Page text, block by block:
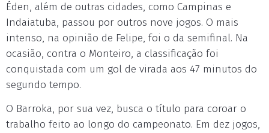
Éden, além de outras cidades, como Campinas e
Indaiatuba, passou por outros nove jogos. O mais
intenso, na opinião de Felipe, foi o da semifinal. Na
ocasião, contra o Monteiro, a classificação foi
conquistada com um gol de virada aos 47 minutos do
segundo tempo.
O Barroka, por sua vez, busca o título para coroar o
trabalho feito ao longo do campeonato. Em dez jogos,